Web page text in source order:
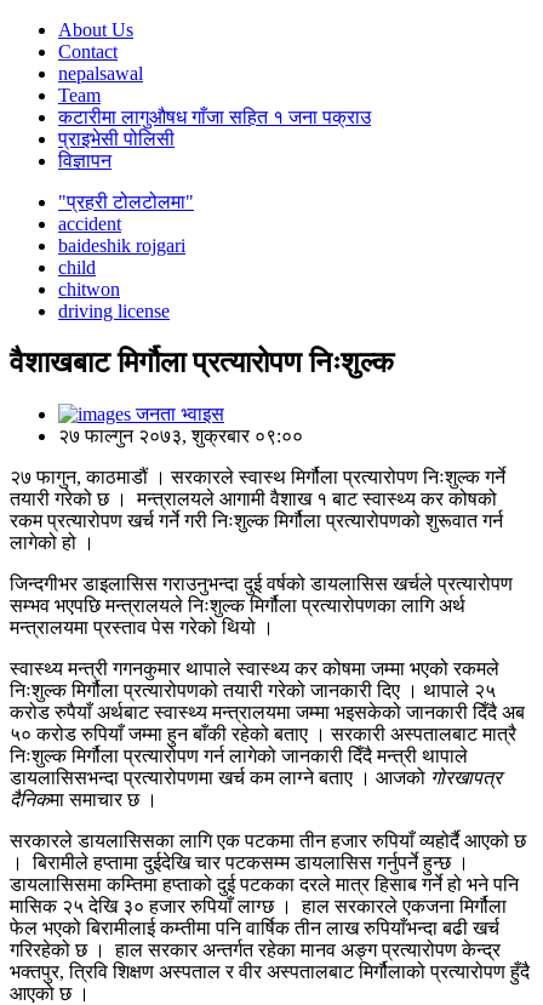
About Us
Contact
nepalsawal
Team
कटारीमा लागुऔषध गाँजा सहित १ जना पक्राउ
प्राइभेसी पोलिसी
विज्ञापन
"प्रहरी टोलटोलमा"
accident
baideshik rojgari
child
chitwon
driving license
वैशाखबाट मिर्गौला प्रत्यारोपण निःशुल्क
जनता भ्वाइस
२७ फाल्गुन २०७३, शुक्रबार ०९:००
२७ फागुन, काठमाडौं । सरकारले स्वास्थ मिर्गौला प्रत्यारोपण निःशुल्क गर्ने
तयारी गरेको छ । मन्त्रालयले आगामी वैशाख १ बाट स्वास्थ्य कर कोषको
रकम प्रत्यारोपण खर्च गर्ने गरी निःशुल्क मिर्गौला प्रत्यारोपणको शुरूवात गर्न
लागेको हो ।
जिन्दगीभर डाइलासिस गराउनुभन्दा दुई वर्षको डायलासिस खर्चले प्रत्यारोपण
सम्भव भएपछि मन्त्रालयले निःशुल्क मिर्गौला प्रत्यारोपणका लागि अर्थ
मन्त्रालयमा प्रस्ताव पेस गरेको थियो ।
स्वास्थ्य मन्त्री गगनकुमार थापाले स्वास्थ्य कर कोषमा जम्मा भएको रकमले
निःशुल्क मिर्गौला प्रत्यारोपणको तयारी गरेको जानकारी दिए । थापाले २५
करोड रुपैयाँ अर्थबाट स्वास्थ्य मन्त्रालयमा जम्मा भइसकेको जानकारी दिँदै अब
५० करोड रुपियाँ जम्मा हुन बाँकी रहेको बताए । सरकारी अस्पतालबाट मात्रै
निःशुल्क मिर्गौला प्रत्यारोपण गर्न लागेको जानकारी दिँदै मन्त्री थापाले
डायलासिसभन्दा प्रत्यारोपणमा खर्च कम लाग्ने बताए । आजको गोरखापत्र
दैनिकमा समाचार छ ।
सरकारले डायलासिसका लागि एक पटकमा तीन हजार रुपियाँ व्यहोर्दै आएको छ
। बिरामीले हप्तामा दुईदेखि चार पटकसम्म डायलासिस गर्नुपर्ने हुन्छ ।
डायलासिसमा कम्तिमा हप्ताको दुई पटकका दरले मात्र हिसाब गर्ने हो भने पनि
मासिक २५ देखि ३० हजार रुपियाँ लाग्छ । हाल सरकारले एकजना मिर्गौला
फेल भएको बिरामीलाई कम्तीमा पनि वार्षिक तीन लाख रुपियाँभन्दा बढी खर्च
गरिरहेको छ । हाल सरकार अन्तर्गत रहेका मानव अङ्ग प्रत्यारोपण केन्द्र
भक्तपुर, त्रिवि शिक्षण अस्पताल र वीर अस्पतालबाट मिर्गौलाको प्रत्यारोपण हुँदै
आएको छ ।